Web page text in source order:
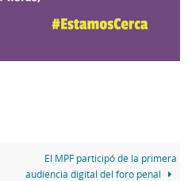
El MPF participó de la primera
audiencia digital del foro penal